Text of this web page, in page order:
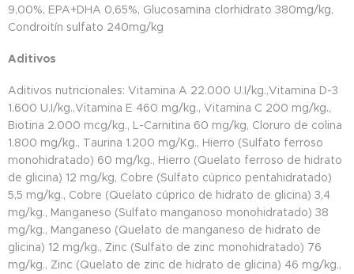
9,00%, EPA+DHA 0,65%, Glucosamina clorhidrato 380mg/kg,
Condroitín sulfato 240mg/kg
Aditivos
Aditivos nutricionales: Vitamina A 22.000 U.I/kg.,Vitamina D-3
1.600 U.I/kg.,Vitamina E 460 mg/kg., Vitamina C 200 mg/kg.,
Biotina 2.000 mcg/kg., L-Carnitina 60 mg/kg, Cloruro de colina
1.800 mg/kg., Taurina 1.200 mg/Kg., Hierro (Sulfato ferroso
monohidratado) 60 mg/kg., Hierro (Quelato ferroso de hidrato
de glicina) 12 mg/kg, Cobre (Sulfato cúprico pentahidratado)
5,5 mg/kg., Cobre (Quelato cúprico de hidrato de glicina) 3,4
mg/kg., Manganeso (Sulfato manganoso monohidratado) 38
mg/kg., Manganeso (Quelato de manganeso de hidrato de
glicina) 12 mg/kg., Zinc (Sulfato de zinc monohidratado) 76
mg/kg., Zinc (Quelato de zinc de hidrato de glicina) 46 mg/kg.,